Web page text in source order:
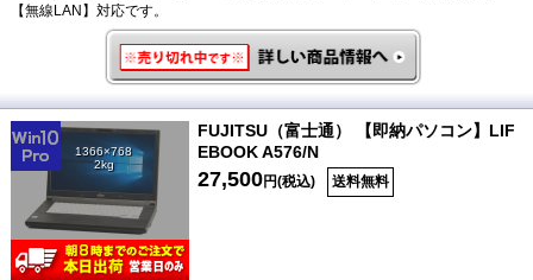
【無線LAN】対応です。
1366×768
2kg
FUJITSU（富士通） 【即納パソコン】LIF
EBOOK A576/N
27,500円(税込) 送料無料